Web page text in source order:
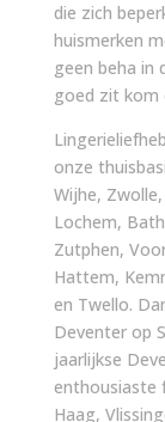
die zich
huismerken
geen beha in
goed zit kom
onze
Wijhe,
Lochem,
Zutphen,
Hattem,
en Twello.
Deventer op
jaarlijkse
enthousiaste
Haag,